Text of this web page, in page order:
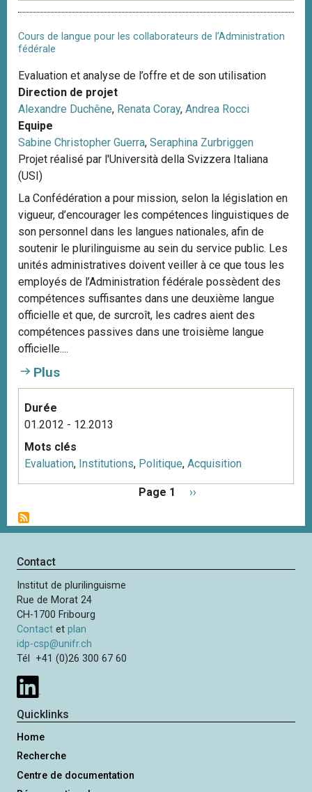
Cours de langue pour les collaborateurs de l’Administration
fédérale
Evaluation et analyse de l’offre et de son utilisation
Direction de projet
Alexandre Duchêne, Renata Coray, Andrea Rocci
Equipe
Sabine Christopher Guerra, Seraphina Zurbriggen
Projet réalisé par l'Università della Svizzera Italiana
(USI)
La Confédération a pour mission, selon la législation en
vigueur, d’encourager les compétences linguistiques de
son personnel dans les langues nationales, afin de
soutenir le plurilinguisme au sein du service public. Les
unités administratives doivent veiller à ce que tous les
employés de l’Administration fédérale possèdent des
compétences suffisantes dans une deuxième langue
officielle et que, de surcroît, les cadres aient des
compétences passives dans une troisième langue
officielle....
Plus
Durée
01.2012 - 12.2013
Mots clés
Evaluation, Institutions, Politique, Acquisition
g
i
a
t
i
o
n
Page 1
P
g
››
Contact
Institut de plurilinguisme
Rue de Morat 24
CH-1700 Fribourg
Contact etplan
idp-csp@unifr.ch
Tél +41 (0)26 300 67 60
Quicklinks
Home
Recherche
Centre de documentation